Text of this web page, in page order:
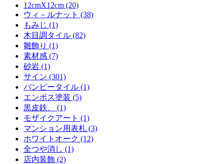
12cmX12cm (20)
ウィ－ルナット (38)
もみじ (1)
木目調タイル (82)
雛飾り (1)
素材感 (7)
砂岩 (1)
サイン (301)
バンピータイル (1)
エンボス塗装 (5)
黒皮鉄、 (1)
モザイクアート (1)
マンション用表札 (3)
ホワイトオーク (12)
全つや消し (1)
店内装飾 (2)